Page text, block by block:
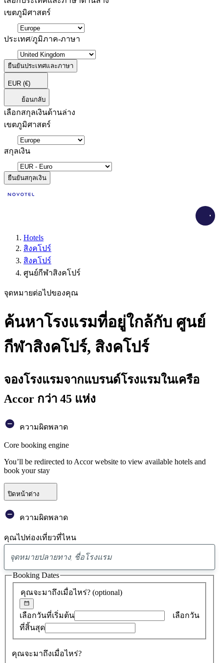
เขตภูมิศาสตร์
ประเทศ/ภูมิภาค-ภาษา
ยืนยันประเทศและภาษา
EUR (€)
ย้อนกลับ
เลือกสกุลเงินด้านล่าง
เขตภูมิศาสตร์
สกุลเงิน
ยืนยันสกุลเงิน
Hotels
สิงคโปร์
สิงคโปร์
ศูนย์กีฬาสิงคโปร์
จุดหมายต่อไปของคุณ
ค้นหาโรงแรมที่อยู่ใกล้กับ ศูนย์
กีฬาสิงคโปร์, สิงคโปร์
จองโรงแรมจากแบรนด์โรงแรมในเครือ
Accor กว่า 45 แห่ง
ความผิดพลาด
Core booking engine
You’ll be redirected to Accor website to view available hotels and
book your stay
ปิดหน้าต่าง
ความผิดพลาด
คุณไปท่องเที่ยวที่ไหน
พบ
ข้อ
เสนอ
0
คุณจะมาถึงเมื่อไหร่? (optional)
เลือกวันที่เริ่มต้น
เลือกวัน
ที่สิ้นสุด
คุณจะมาถึงเมื่อไหร่?
Booking Dates